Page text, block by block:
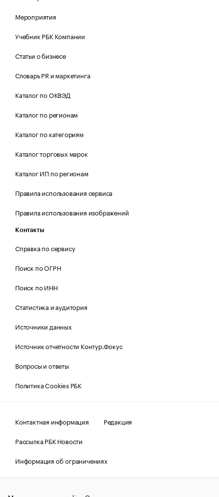
Мероприятия
Учебник РБК Компании
Статьи о бизнесе
Словарь PR и маркетинга
Каталог по ОКВЭД
Каталог по регионам
Каталог по категориям
Каталог торговых марок
Каталог ИП по регионам
Правила использования сервиса
Правила использования изображений
Контакты
Справка по сервису
Поиск по ОГРН
Поиск по ИНН
Статистика и аудитория
Источники данных
Источник отчетности Контур.Фокус
Вопросы и ответы
Политика Cookies РБК
Контактная информация
Редакция
Рассылка РБК Новости
Информация об ограничениях
Правовая информация
О соблюдении авторских прав